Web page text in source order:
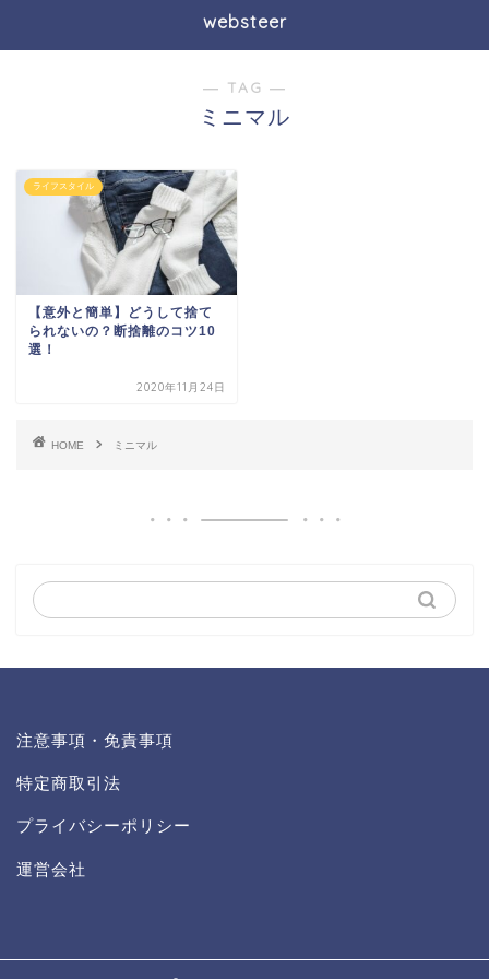
websteer
― TAG ―
ミニマル
ライフスタイル
【意外と簡単】どうして捨て
られないの？断捨離のコツ10
選！
2020年11月24日
HOME ミニマル
注意事項・免責事項
特定商取引法
プライバシーポリシー
運営会社